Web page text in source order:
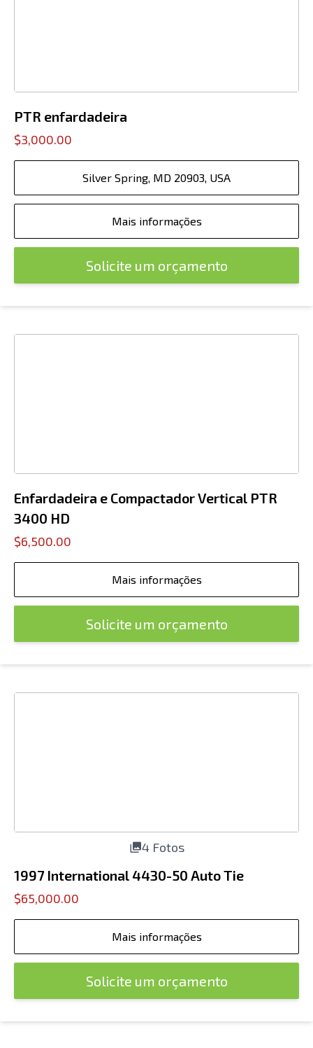
PTR enfardadeira
$3,000.00
Silver Spring, MD 20903, USA
Mais informações
Solicite um orçamento
Enfardadeira e Compactador Vertical PTR
3400 HD
$6,500.00
Mais informações
Solicite um orçamento
4 Fotos
1997 International 4430-50 Auto Tie
$65,000.00
Mais informações
Solicite um orçamento